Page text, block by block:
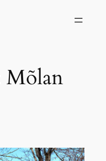
Mõlan